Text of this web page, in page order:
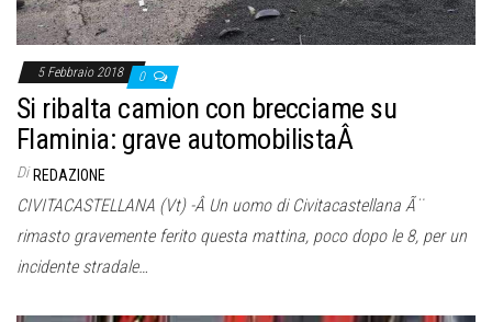
5 Febbraio 2018 0
Si ribalta camion con brecciame su
Flaminia: grave automobilistaÂ
Di REDAZIONE
CIVITACASTELLANA (Vt) -Â Un uomo di Civitacastellana Ã¨
rimasto gravemente ferito questa mattina, poco dopo le 8, per un
incidente stradale…